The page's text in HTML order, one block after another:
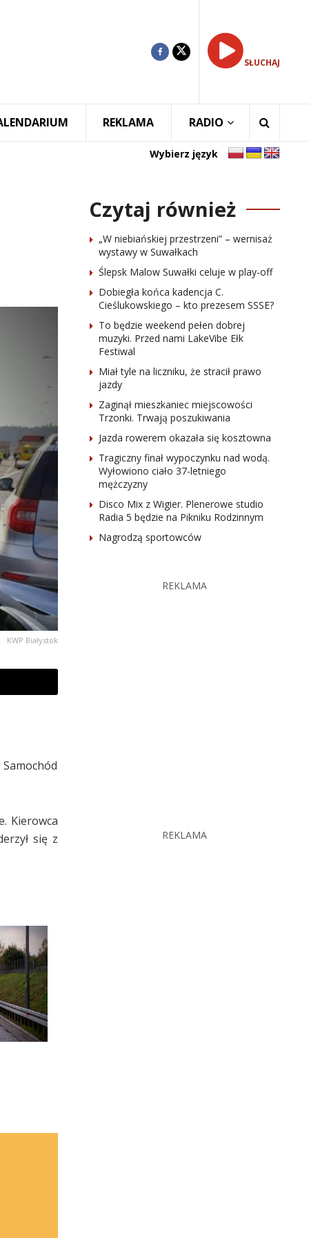
SŁUCHAJ
REKLAMA RADIO
Wybierz język
KWP Białystok
Kierowca
się z
Czytaj również
„W niebiańskiej przestrzeni” – wernisaż
wystawy w Suwałkach
Ślepsk Malow Suwałki celuje w play-off
Dobiegła końca kadencja C.
Cieślukowskiego – kto prezesem SSSE?
To będzie weekend pełen dobrej
muzyki. Przed nami LakeVibe Ełk
Festiwal
Miał tyle na liczniku, że stracił prawo
jazdy
Zaginął mieszkaniec miejscowości
Trzonki. Trwają poszukiwania
Jazda rowerem okazała się kosztowna
Tragiczny finał wypoczynku nad wodą.
Wyłowiono ciało 37-letniego
mężczyzny
Disco Mix z Wigier. Plenerowe studio
Radia 5 będzie na Pikniku Rodzinnym
Nagrodzą sportowców
REKLAMA
REKLAMA